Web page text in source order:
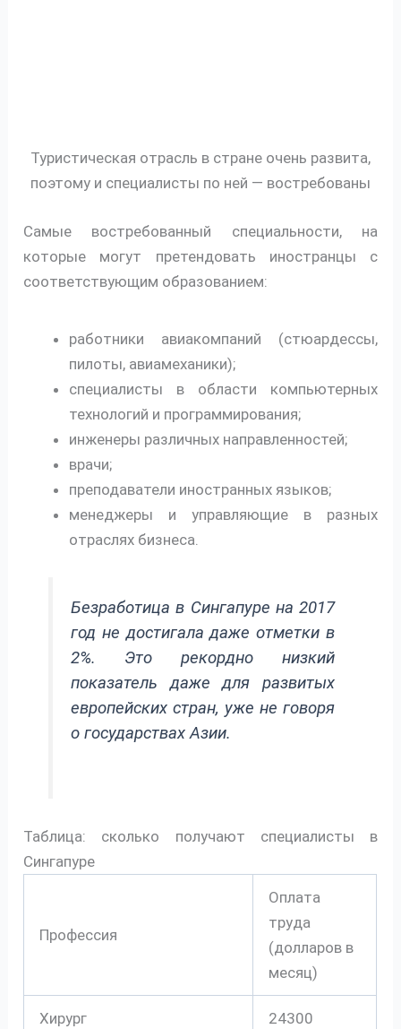
Туристическая отрасль в стране очень развита,
поэтому и специалисты по ней — востребованы
Самые востребованный специальности, на
которые могут претендовать иностранцы с
соответствующим образованием:
работники авиакомпаний (стюардессы,
пилоты, авиамеханики);
специалисты в области компьютерных
технологий и программирования;
инженеры различных направленностей;
врачи;
преподаватели иностранных языков;
менеджеры и управляющие в разных
отраслях бизнеса.
Безработица в Сингапуре на 2017
год не достигала даже отметки в
2%. Это рекордно низкий
показатель даже для развитых
европейских стран, уже не говоря
о государствах Азии.
Таблица: сколько получают специалисты в
Сингапуре
Профессия
Оплата
труда
(долларов в
месяц)
Хирург 24300